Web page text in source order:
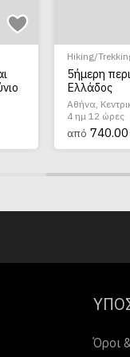
Hiking/
Τουρισμός
5ήμερη
Ελλάδος
Αθήνα,
4 ημ 12 ώρες
από
Όροι